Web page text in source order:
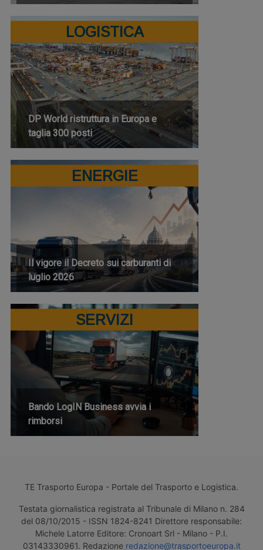
LOGISTICA
DP World ristruttura in Europa e
taglia 300 posti
ENERGIE
Il vigore il Decreto sui carburanti di
luglio 2026
SERVIZI
Bando LogIN Business avvia i
rimborsi
TE Trasporto Europa - Portale del Trasporto e Logistica.
Testata giornalistica registrata al Tribunale di Milano n. 284
del 08/10/2015 - ISSN 1824-8241 Direttore responsabile:
Michele Latorre Editore: Cronoart Srl - Milano - P.I.
03143330961. Redazione redazione@trasportoeuropa.it